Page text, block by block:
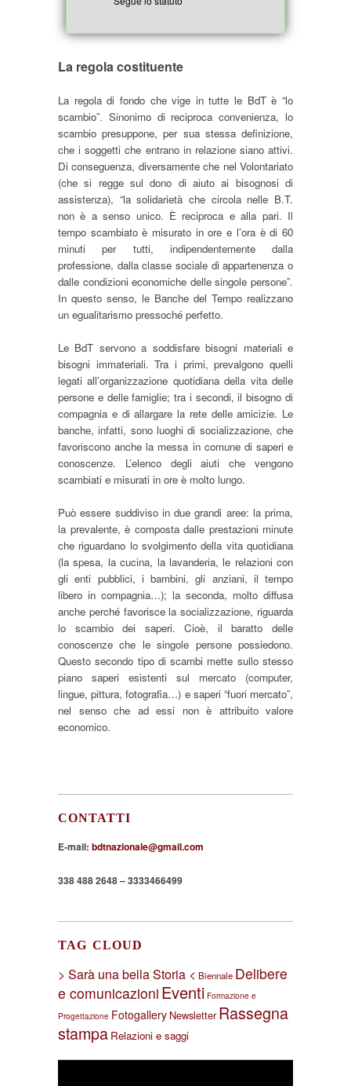
La regola costituente
La regola di fondo che vige in tutte le BdT è “lo
scambio”. Sinonimo di reciproca convenienza, lo
scambio presuppone, per sua stessa definizione,
che i soggetti che entrano in relazione siano attivi.
Di conseguenza, diversamente che nel Volontariato
(che si regge sul dono di aiuto ai bisognosi di
assistenza), “la solidarietà che circola nelle B.T.
non è a senso unico. È reciproca e alla pari. Il
tempo scambiato è misurato in ore e l’ora è di 60
minuti per tutti, indipendentemente dalla
professione, dalla classe sociale di appartenenza o
dalle condizioni economiche delle singole persone”.
In questo senso, le Banche del Tempo realizzano
un egualitarismo pressoché perfetto.
Le BdT servono a soddisfare bisogni materiali e
bisogni immateriali. Tra i primi, prevalgono quelli
legati all’organizzazione quotidiana della vita delle
persone e delle famiglie; tra i secondi, il bisogno di
compagnia e di allargare la rete delle amicizie. Le
banche, infatti, sono luoghi di socializzazione, che
favoriscono anche la messa in comune di saperi e
conoscenze. L’elenco degli aiuti che vengono
scambiati e misurati in ore è molto lungo.
Può essere suddiviso in due grandi aree: la prima,
la prevalente, è composta dalle prestazioni minute
che riguardano lo svolgimento della vita quotidiana
(la spesa, la cucina, la lavanderia, le relazioni con
gli enti pubblici, i bambini, gli anziani, il tempo
libero in compagnia…); la seconda, molto diffusa
anche perché favorisce la socializzazione, riguarda
lo scambio dei saperi. Cioè, il baratto delle
conoscenze che le singole persone possiedono.
Questo secondo tipo di scambi mette sullo stesso
piano saperi esistenti sul mercato (computer,
lingue, pittura, fotografia…) e saperi “fuori mercato”,
nel senso che ad essi non è attribuito valore
economico.
CONTATTI
E-mail: bdtnazionale@gmail.com
338 488 2648 – 3333466499
TAG CLOUD
> Sarà una bella Storia < Biennale Delibere
e comunicazioni Eventi Formazione e
Progettazione Fotogallery Newsletter Rassegna
stampa Relazioni e saggi